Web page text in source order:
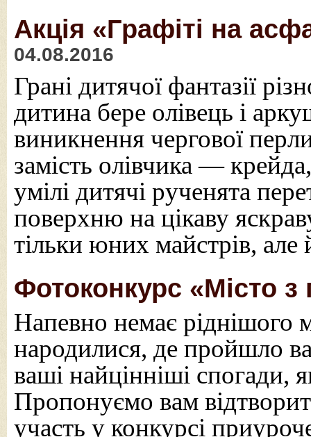
Акція «Графіті на
04.08.2016
Грані дитячої фантазії
дитина бере олівець і
виникнення чергової
замість олівчика —
умілі дитячі рученята
поверхню на цікаву
тільки юних майстрів,
Фотоконкурс «Місто
Напевно немає ріднішого
народилися, де пройшло
ваші найцінніші спогади,
Пропонуємо вам
участь у конкурсі